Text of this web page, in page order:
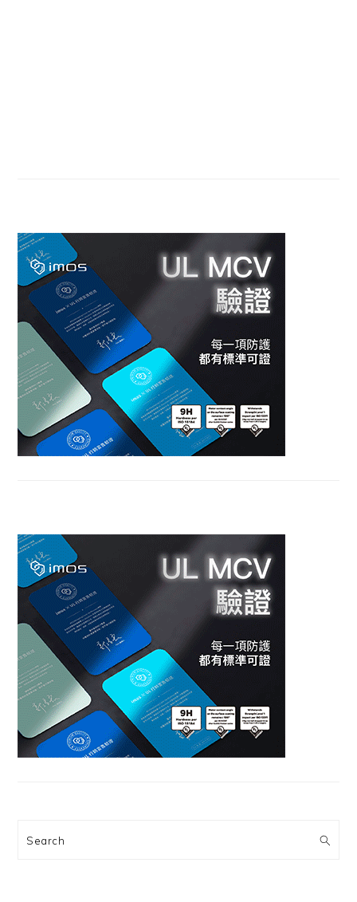
Search